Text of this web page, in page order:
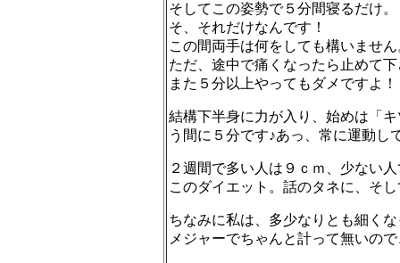
そしてこの姿勢で５分間寝るだけ。
そ、それだけなんです！
この間両手は何をしても構いません
ただ、途中で痛くなったら止めて
また５分以上やってもダメですよ！
結構下半身に力が入り、始めは「
う間に５分です♪あっ、常に運動し
２週間で多い人は９ｃｍ、少ない
このダイエット。 話のタネに、そ
ちなみに私は、多少なりとも細く
メジャーでちゃんと計って無いの